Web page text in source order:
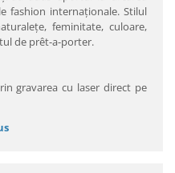
fashion internaţionale. Stilul
feminitate, culoare,
de prêt-a-porter.
gravarea cu laser direct pe